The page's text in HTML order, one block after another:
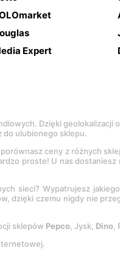
Expert
Dzięki
do ulubionego sklepu.
ceny z różnych
proste! U nas
sieci? Wypatrujesz
dzięki czemu nigdy nie
sklepów Pepco, Jysk, Dino,